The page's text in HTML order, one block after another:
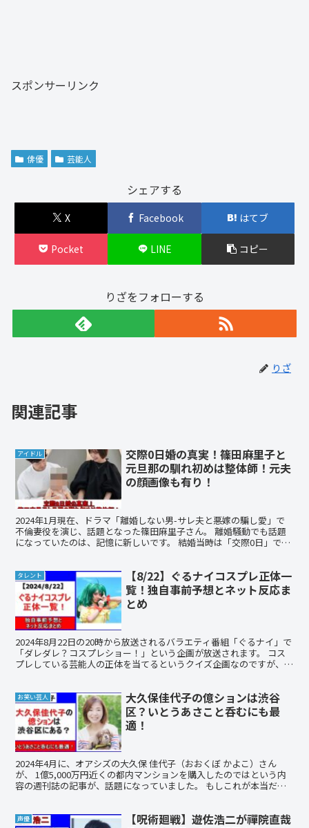
スポンサーリンク
俳優 芸能人
シェアする
X Facebook はてブ
Pocket LINE コピー
りざをフォローする
りざ
関連記事
アイドル
交際0日婚の真実！篠田麻里子と
元旦那の馴れ初めは整体師！元夫
の顔画像も有り！
2024年1月現在、ドラマ「離婚しない男-サレ夫と悪嫁の騙し愛」で
不倫妻役を演じ、話題となった篠田麻里子さん。 離婚騒動でも話題
になっていたのは、記憶に新しいです。 結婚当時は「交際0日」であ
タレント
【8/22】ぐるナイコスプレ正体一
覧！独自事前予想とネット反応ま
とめ
2024年8月22日の20時から放送されるバラエティ番組「ぐるナイ」で
「ダレダレ？コスプレショー！」という企画が放送されます。 コス
プレしている芸能人の正体を当てるというクイズ企画なのですが、
お笑い芸人
大久保佳代子の億ションは渋谷
区？いとうあさこと呑むにも最
適！
2024年4月に、オアシズの大久保 佳代子（おおくぼ かよこ）さん
が、 1億5,000万円近くの都内マンションを購入したのではという内
容の週刊誌の記事が、話題になっていました。 もしこれが本当だと
声優
【呪術廻戦】遊佐浩二が禪院直哉